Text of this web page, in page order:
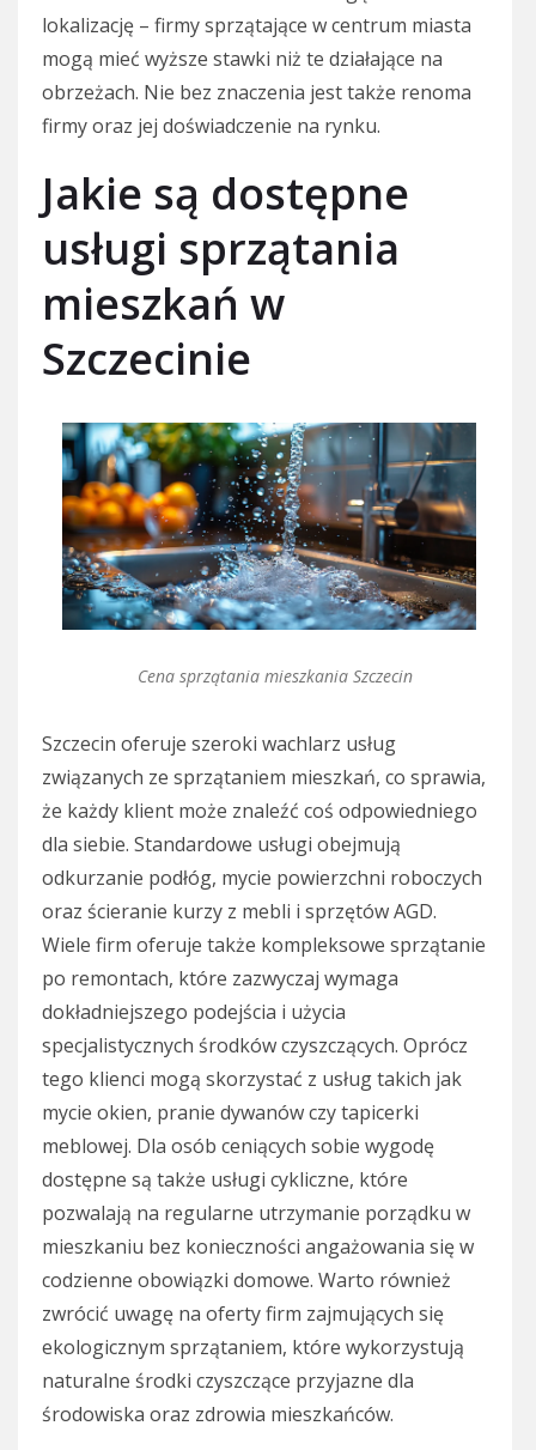
lokalizację – firmy sprzątające w centrum miasta
mogą mieć wyższe stawki niż te działające na
obrzeżach. Nie bez znaczenia jest także renoma
firmy oraz jej doświadczenie na rynku.
Jakie są dostępne
usługi sprzątania
mieszkań w
Szczecinie
Cena sprzątania mieszkania Szczecin
Szczecin oferuje szeroki wachlarz usług
związanych ze sprzątaniem mieszkań, co sprawia,
że każdy klient może znaleźć coś odpowiedniego
dla siebie. Standardowe usługi obejmują
odkurzanie podłóg, mycie powierzchni roboczych
oraz ścieranie kurzy z mebli i sprzętów AGD.
Wiele firm oferuje także kompleksowe sprzątanie
po remontach, które zazwyczaj wymaga
dokładniejszego podejścia i użycia
specjalistycznych środków czyszczących. Oprócz
tego klienci mogą skorzystać z usług takich jak
mycie okien, pranie dywanów czy tapicerki
meblowej. Dla osób ceniących sobie wygodę
dostępne są także usługi cykliczne, które
pozwalają na regularne utrzymanie porządku w
mieszkaniu bez konieczności angażowania się w
codzienne obowiązki domowe. Warto również
zwrócić uwagę na oferty firm zajmujących się
ekologicznym sprzątaniem, które wykorzystują
naturalne środki czyszczące przyjazne dla
środowiska oraz zdrowia mieszkańców.